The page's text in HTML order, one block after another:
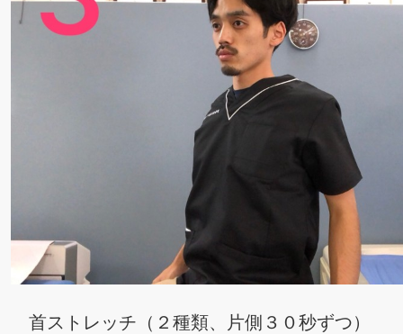
首ストレッチ（２種類、片側３０秒ずつ）